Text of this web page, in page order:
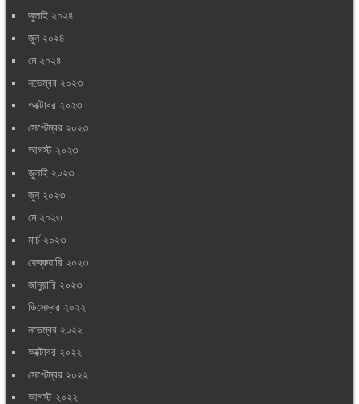
জুলাই ২০২৪
জুন ২০২৪
মে ২০২৪
নভেম্বর ২০২৩
অক্টোবর ২০২৩
সেপ্টেম্বর ২০২৩
আগস্ট ২০২৩
জুলাই ২০২৩
জুন ২০২৩
মে ২০২৩
মার্চ ২০২৩
ফেব্রুয়ারি ২০২৩
জানুয়ারি ২০২৩
ডিসেম্বর ২০২২
নভেম্বর ২০২২
অক্টোবর ২০২২
সেপ্টেম্বর ২০২২
আগস্ট ২০২২